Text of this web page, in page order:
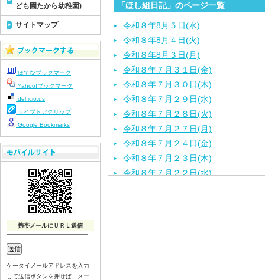
「ほし組日記」のページ一覧
令和８年8月５日(水)
令和８年8月４日(火)
令和８年8月３日(月)
令和８年７月３１日(金)
令和８年７月３０日(木)
令和８年７月２９日(水)
令和８年７月２８日(火)
令和８年７月２７日(月)
令和８年７月２４日(金)
令和８年７月２３日(木)
令和８年７月２２日(水)
ども園たから幼稚園)
サイトマップ
はてなブックマーク
Yahoo!ブックマーク
del.icio.us
ライブドアクリップ
Google Bookmarks
携帯メールにＵＲＬ送信
ケータイメールアドレスを入力
して送信ボタンを押せば、メー